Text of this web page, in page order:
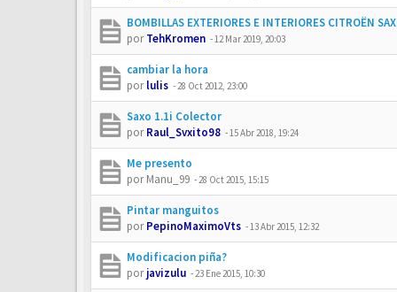
BOMBILLAS EXTERIORES E INTERIORES CITROËN
porTehKromen -12 Mar 2019, 20:03
cambiar la hora
porlulis -28 Oct 2012, 23:00
Saxo 1.1i Colector
porRaul_Svxito98 -15 Abr 2018, 19:24
Me presento
porManu_99 -28 Oct 2015, 15:15
Pintar manguitos
porPepinoMaximoVts -13 Abr 2015, 12:32
Modificacion piña?
porjavizulu -23 Ene 2015, 10:30